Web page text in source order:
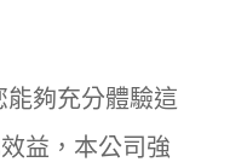
能夠充分體驗這
益，本公司強